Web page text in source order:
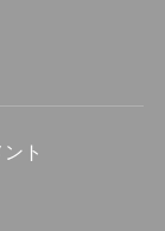
ト